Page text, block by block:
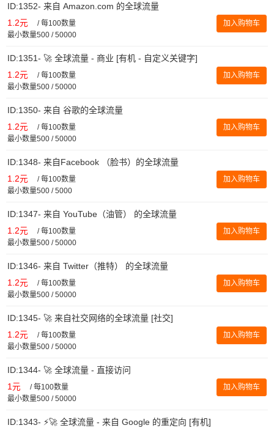
ID:1352- 来自 Amazon.com 的全球流量
1.2元 /每100数量
最小数量500 / 50000
加入购物车
ID:1351- 🚀 全球流量 - 商业 [有机 - 自定义关键字]
1.2元 /每100数量
最小数量500 / 50000
加入购物车
ID:1350- 来自 谷歌的全球流量
1.2元 /每100数量
最小数量500 / 50000
加入购物车
ID:1348- 来自Facebook （脸书）的全球流量
1.2元 /每100数量
最小数量500 / 5000
加入购物车
ID:1347- 来自 YouTube（油管） 的全球流量
1.2元 /每100数量
最小数量500 / 50000
加入购物车
ID:1346- 来自 Twitter（推特） 的全球流量
1.2元 /每100数量
最小数量500 / 50000
加入购物车
ID:1345- 🚀 来自社交网络的全球流量 [社交]
1.2元 /每100数量
最小数量500 / 50000
加入购物车
ID:1344- 🚀 全球流量 - 直接访问
1元 /每100数量
最小数量500 / 50000
加入购物车
ID:1343- ⚡️🚀 全球流量 - 来自 Google 的重定向 [有机]